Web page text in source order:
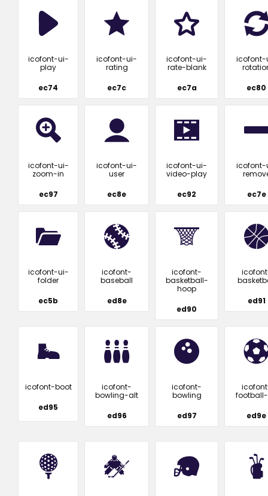
icofont-ui-
play
ec74
icofont-ui-
rating
ec7c
icofont-ui-
rate-blank
ec7a
ec80
icofont-ui-
zoom-in
ec97
icofont-ui-
user
ec8e
icofont-ui-
video-play
ec92
ec7e
icofont-ui-
folder
ec5b
icofont-
baseball
ed8e
icofont-
basketball-
hoop
ed90
ed91
icofont-boot
ed95
icofont-
bowling-alt
ed96
icofont-
bowling
ed97
ed9e